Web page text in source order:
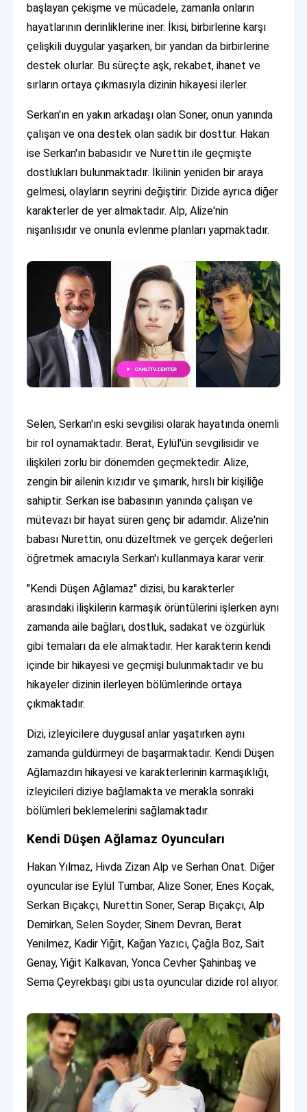
başlayan çekişme ve mücadele, zamanla onların
hayatlarının derinliklerine iner. İkisi, birbirlerine karşı
çelişkili duygular yaşarken, bir yandan da birbirlerine
destek olurlar. Bu süreçte aşk, rekabet, ihanet ve
sırların ortaya çıkmasıyla dizinin hikayesi ilerler.
Serkan'ın en yakın arkadaşı olan Soner, onun yanında
çalışan ve ona destek olan sadık bir dosttur. Hakan
ise Serkan'ın babasıdır ve Nurettin ile geçmişte
dostlukları bulunmaktadır. İkilinin yeniden bir araya
gelmesi, olayların seyrini değiştirir. Dizide ayrıca diğer
karakterler de yer almaktadır. Alp, Alize'nin
nişanlısıdır ve onunla evlenme planları yapmaktadır.
Selen, Serkan'ın eski sevgilisi olarak hayatında önemli
bir rol oynamaktadır. Berat, Eylül'ün sevgilisidir ve
ilişkileri zorlu bir dönemden geçmektedir. Alize,
zengin bir ailenin kızıdır ve şımarık, hırslı bir kişiliğe
sahiptir. Serkan ise babasının yanında çalışan ve
mütevazı bir hayat süren genç bir adamdır. Alize'nin
babası Nurettin, onu düzeltmek ve gerçek değerleri
öğretmek amacıyla Serkan'ı kullanmaya karar verir.
"Kendi Düşen Ağlamaz" dizisi, bu karakterler
arasındaki ilişkilerin karmaşık örüntülerini işlerken aynı
zamanda aile bağları, dostluk, sadakat ve özgürlük
gibi temaları da ele almaktadır. Her karakterin kendi
içinde bir hikayesi ve geçmişi bulunmaktadır ve bu
hikayeler dizinin ilerleyen bölümlerinde ortaya
çıkmaktadır.
Dizi, izleyicilere duygusal anlar yaşatırken aynı
zamanda güldürmeyi de başarmaktadır. Kendi Düşen
Ağlamazdın hikayesi ve karakterlerinin karmaşıklığı,
izleyicileri diziye bağlamakta ve merakla sonraki
bölümleri beklemelerini sağlamaktadır.
Kendi Düşen Ağlamaz Oyuncuları
Hakan Yılmaz, Hivda Zizan Alp ve Serhan Onat. Diğer
oyuncular ise Eylül Tumbar, Alize Soner, Enes Koçak,
Serkan Bıçakçı, Nurettin Soner, Serap Bıçakçı, Alp
Demirkan, Selen Soyder, Sinem Devran, Berat
Yenilmez, Kadir Yiğit, Kağan Yazıcı, Çağla Boz, Sait
Genay, Yiğit Kalkavan, Yonca Cevher Şahinbaş ve
Sema Çeyrekbaşı gibi usta oyuncular dizide rol alıyor.